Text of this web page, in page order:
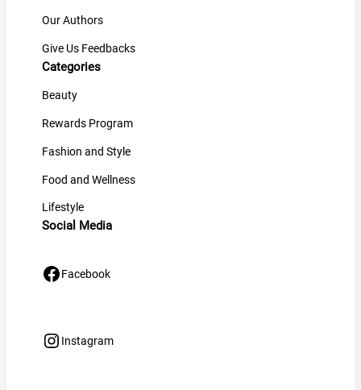
Our Authors
Give Us Feedbacks
Categories
Beauty
Rewards Program
Fashion and Style
Food and Wellness
Lifestyle
Social Media
Facebook Facebook
Instagram Instagram